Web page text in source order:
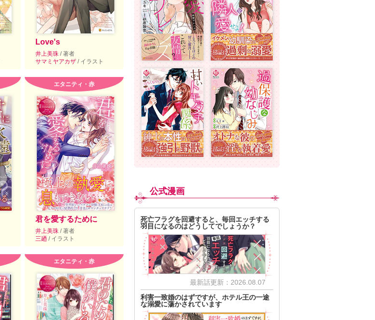
Love's
井上美珠 / 著者
サマミヤアカザ / イラスト
エタニティ・赤
君を愛するために
井上美珠 / 著者
三廼 / イラスト
エタニティ・赤
公式漫画
死亡フラグを回避すると、毎回エッチする
羽目になるのはどうしてでしょうか？
最新話更新：2026.08.07
利害一致婚のはずですが、ホテル王の一途
な溺愛に蕩かされています